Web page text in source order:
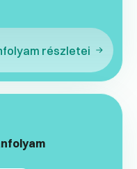
részletei